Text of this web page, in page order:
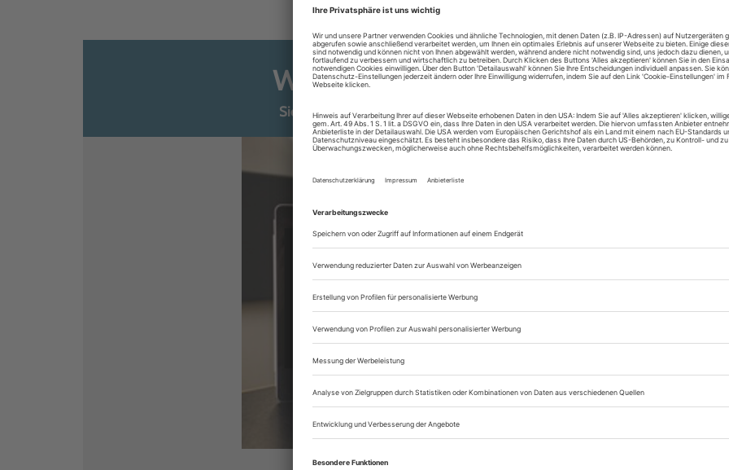
Weiterlesen mit dem digitalen
Sie sind bereits Abonnent der Bühnentechnischen Rundschau? Loggen
Alle
Lesegenuss auf
Zugang zum
Bühnentechnische
Sie können alle Vorteile
sofort nutzen
Digital-Abo testen